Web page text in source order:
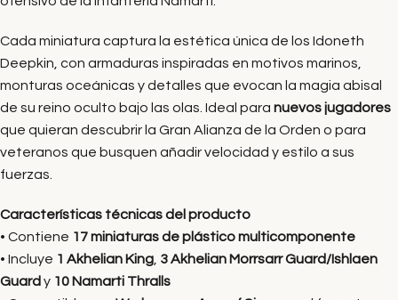
Cada miniatura captura la estética única de los Idoneth
Deepkin, con armaduras inspiradas en motivos marinos,
monturas oceánicas y detalles que evocan la magia abisal
de su reino oculto bajo las olas. Ideal para nuevos jugadores
que quieran descubrir la Gran Alianza de la Orden o para
veteranos que busquen añadir velocidad y estilo a sus
fuerzas.
Características técnicas del producto
• Contiene 17 miniaturas de plástico multicomponente
• Incluye 1 Akhelian King 3 Akhelian Morrsarr Guard/Ishlaen
Guard y 10 Namarti Thralls